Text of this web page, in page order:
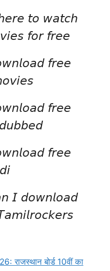
𝘵𝘰 𝘸𝘢𝘵𝘤𝘩
𝘧𝘰𝘳 𝘧𝘳𝘦𝘦
𝘧𝘳𝘦𝘦
𝘧𝘳𝘦𝘦
𝘥𝘶𝘣𝘣𝘦𝘥
𝘧𝘳𝘦𝘦
𝘐 𝘥𝘰𝘸𝘯𝘭𝘰𝘢𝘥
राजस्थान बोर्ड 10वीं का